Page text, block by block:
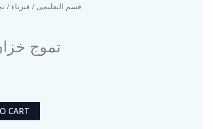
قسم التعليمي / فيزياء /
تموج
CART